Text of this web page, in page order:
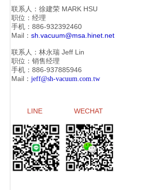
联系人：徐建荣 MARK HSU
职位：经理
手机：886-932392460
Mail： sh.vacuum@msa.hinet.net
联系人：林永瑞 Jeff Lin
职位：销售经理
手机：886-937885946
Mail： jeff@sh-vacuum.com.tw
LINE WECHAT